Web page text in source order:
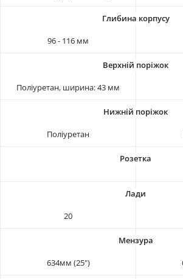
96 - 116 мм
Поліуретан, ширина: 43 мм
Поліуретан
20
634мм (25")